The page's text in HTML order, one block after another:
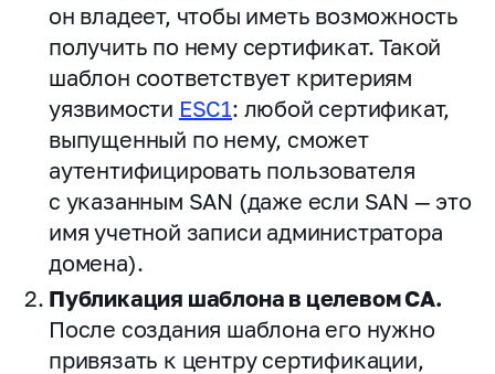
он владеет, чтобы иметь возможность
получить по нему сертификат. Такой
шаблон соответствует критериям
уязвимости ESC1: любой сертификат,
выпущенный по нему, сможет
аутентифицировать пользователя
с указанным SAN (даже если SAN — это
имя учетной записи администратора
домена).
Публикация шаблона в целевом CA.
После создания шаблона его нужно
привязать к центру сертификации,